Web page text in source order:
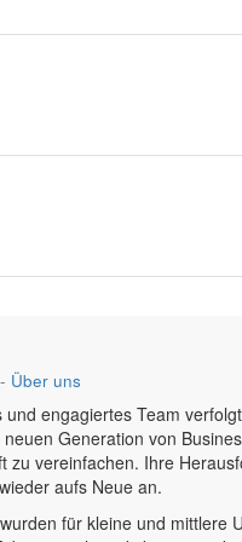
- Über uns
und engagiertes Team
Generation von
zu vereinfachen. Ihre
aufs Neue an.
für kleine und mittlere